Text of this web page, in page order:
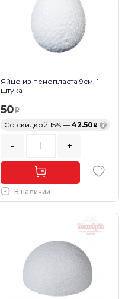
Яйцо из пенопласта 9см, 1
штука
50
Со скидкой 15% — 42.50 ?
- +
В наличии